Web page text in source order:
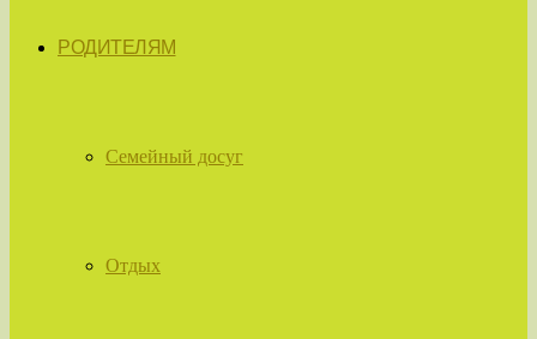
РОДИТЕЛЯМ
Семейный досуг
Отдых